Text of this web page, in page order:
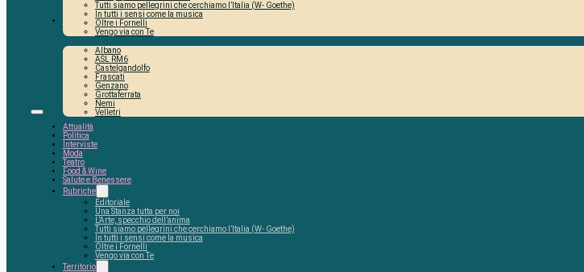
Tutti siamo pellegrini che cerchiamo l’Italia (W- Goethe)
In tutti i sensi come la musica
Oltre i Fornelli
Vengo via con Te
Territorio
Albano
ASL RM6
Castelgandolfo
Frascati
Genzano
Grottaferrata
Nemi
Velletri
Attualità
Politica
Interviste
Moda
Teatro
Food & Wine
Salute e Benessere
Rubriche
Editoriale
Una Stanza tutta per noi
L’Arte, specchio dell’anima
Tutti siamo pellegrini che cerchiamo l’Italia (W- Goethe)
In tutti i sensi come la musica
Oltre i Fornelli
Vengo via con Te
Territorio